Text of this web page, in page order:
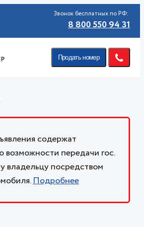
Звонок бесплатных по РФ:
8 800 550 94 31
Продать номер
содержат
передачи гос.
владельцу посредством
Подробнее